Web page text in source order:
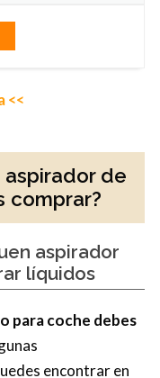
<<
aspirador de
comprar?
aspirador
líquidos
para coche debes
encontrar en